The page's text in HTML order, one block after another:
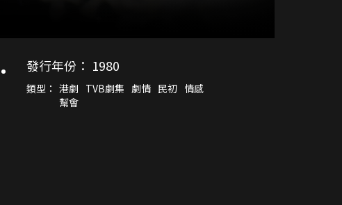
發行年份： 1980
類型： 港劇 TVB劇集 劇情 民初 情感
幫會